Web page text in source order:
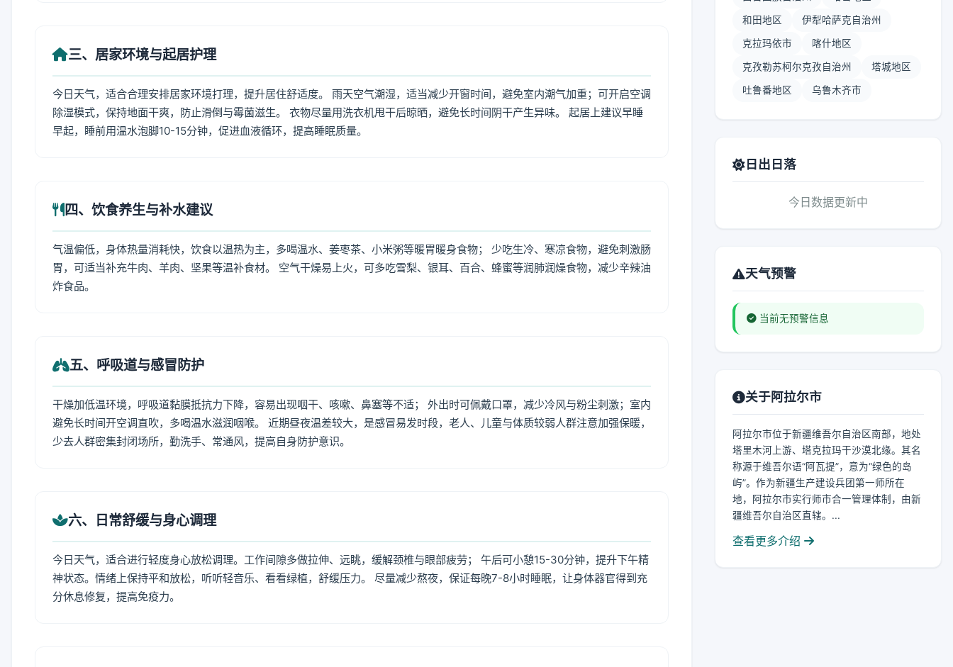
三、居家环境与起居护理
今日天气，适合合理安排居家环境打理，提升居住舒适度。 雨天空气潮湿，适当减少开窗时间，避免室内潮气加重；可开启空调
除湿模式，保持地面干爽，防止滑倒与霉菌滋生。 衣物尽量用洗衣机甩干后晾晒，避免长时间阴干产生异味。 起居上建议早睡
早起，睡前用温水泡脚10-15分钟，促进血液循环，提高睡眠质量。
四、饮食养生与补水建议
气温偏低，身体热量消耗快，饮食以温热为主，多喝温水、姜枣茶、小米粥等暖胃暖身食物； 少吃生冷、寒凉食物，避免刺激肠
胃，可适当补充牛肉、羊肉、坚果等温补食材。 空气干燥易上火，可多吃雪梨、银耳、百合、蜂蜜等润肺润燥食物，减少辛辣油
炸食品。
五、呼吸道与感冒防护
干燥加低温环境，呼吸道黏膜抵抗力下降，容易出现咽干、咳嗽、鼻塞等不适； 外出时可佩戴口罩，减少冷风与粉尘刺激；室内
避免长时间开空调直吹，多喝温水滋润咽喉。 近期昼夜温差较大，是感冒易发时段，老人、儿童与体质较弱人群注意加强保暖，
少去人群密集封闭场所，勤洗手、常通风，提高自身防护意识。
六、日常舒缓与身心调理
今日天气，适合进行轻度身心放松调理。工作间隙多做拉伸、远眺，缓解颈椎与眼部疲劳； 午后可小憩15-30分钟，提升下午精
神状态。情绪上保持平和放松，听听轻音乐、看看绿植，舒缓压力。 尽量减少熬夜，保证每晚7-8小时睡眠，让身体器官得到充
分休息修复，提高免疫力。
和田地区 伊犁哈萨克自治州
克拉玛依市 喀什地区
克孜勒苏柯尔克孜自治州 塔城地区
吐鲁番地区 乌鲁木齐市
日出日落
今日数据更新中
天气预警
当前无预警信息
关于阿拉尔市
阿拉尔市位于新疆维吾尔自治区南部，地处
塔里木河上游、塔克拉玛干沙漠北缘。其名
称源于维吾尔语“阿瓦提”，意为“绿色的岛
屿”。作为新疆生产建设兵团第一师所在
地，阿拉尔市实行师市合一管理体制，由新
疆维吾尔自治区直辖。...
查看更多介绍